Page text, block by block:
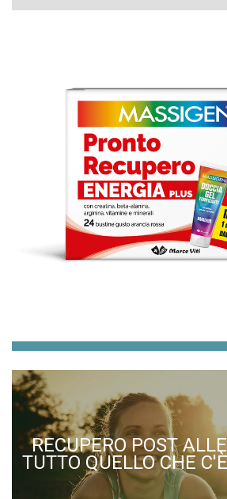
RECUPERO POST
TUTTO QUELLO CHE